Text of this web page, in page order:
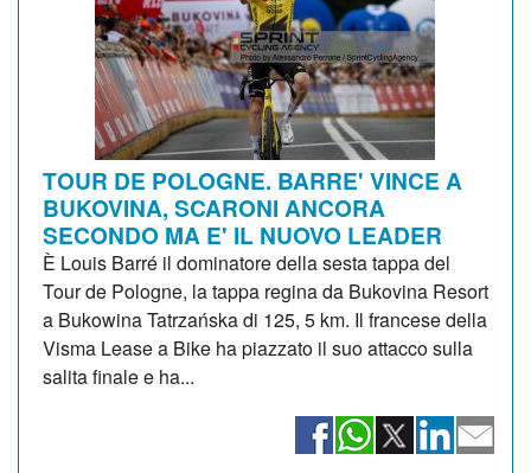
TOUR DE POLOGNE. BARRE' VINCE A
BUKOVINA, SCARONI ANCORA
SECONDO MA E' IL NUOVO LEADER
È Louis Barré il dominatore della sesta tappa del
Tour de Pologne, la tappa regina da Bukovina Resort
a Bukowina Tatrzańska di 125, 5 km. Il francese della
Visma Lease a Bike ha piazzato il suo attacco sulla
salita finale e ha...